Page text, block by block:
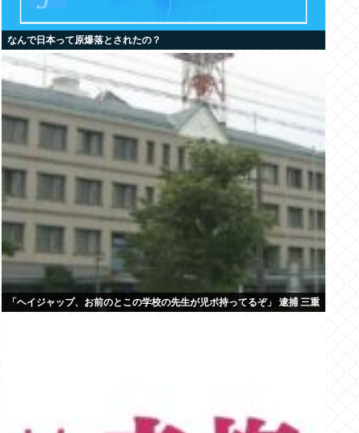
なんで日本って原爆落とされたの？
「ヘイジャップ、お前のとこの学校の先生が児ポ持ってるぞ」 逮捕 三重